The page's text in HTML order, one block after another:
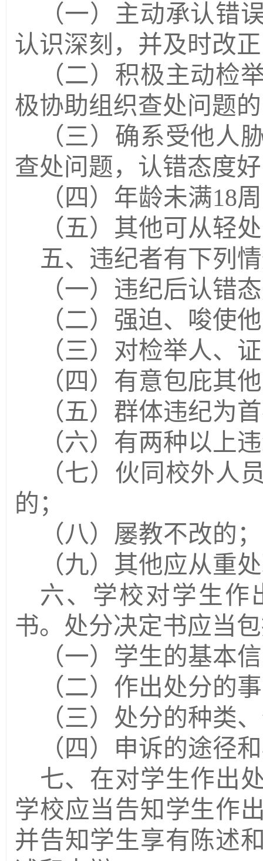
（一）主动承认错
认识深刻，并及时改
（二）积极主动检
极协助组织查处问题
（三）确系受他人
查处问题，认错态度
（四）年龄未满18
（五）其他可从轻
五、违纪者有下列
（一）违纪后认错
（二）强迫、唆使
（三）对检举人、
（四）有意包庇其
（五）群体违纪为
（六）有两种以上
（七）伙同校外人
的；
（八）屡教不改的；
（九）其他应从重
六、学校对学生作
书。处分决定书应当
（一）学生的基本
（二）作出处分的
（三）处分的种类
（四）申诉的途径
七、在对学生作出
学校应当告知学生作
并告知学生享有陈述